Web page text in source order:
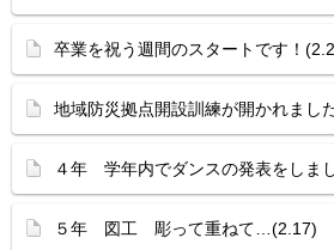
卒業を祝う週間のスタートです！
地域防災拠点開設訓練が開かれまし
４年 学年内でダンスの発表をしま
５年 図工 彫って重ねて…(2.17)